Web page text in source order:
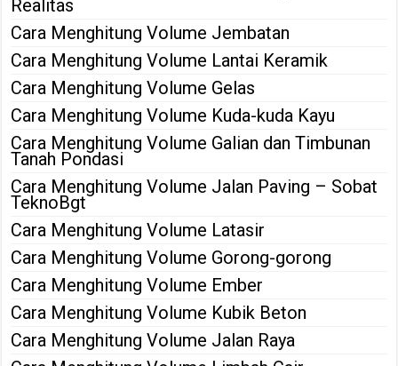
Realitas
Cara Menghitung Volume Jembatan
Cara Menghitung Volume Lantai Keramik
Cara Menghitung Volume Gelas
Cara Menghitung Volume Kuda-kuda Kayu
Cara Menghitung Volume Galian dan Timbunan
Tanah Pondasi
Cara Menghitung Volume Jalan Paving – Sobat
TeknoBgt
Cara Menghitung Volume Latasir
Cara Menghitung Volume Gorong-gorong
Cara Menghitung Volume Ember
Cara Menghitung Volume Kubik Beton
Cara Menghitung Volume Jalan Raya